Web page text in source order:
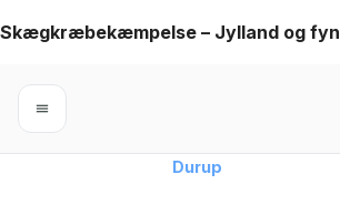
Skip
content
Skægkræbekæmpelse – Jylland og fyn
Durup